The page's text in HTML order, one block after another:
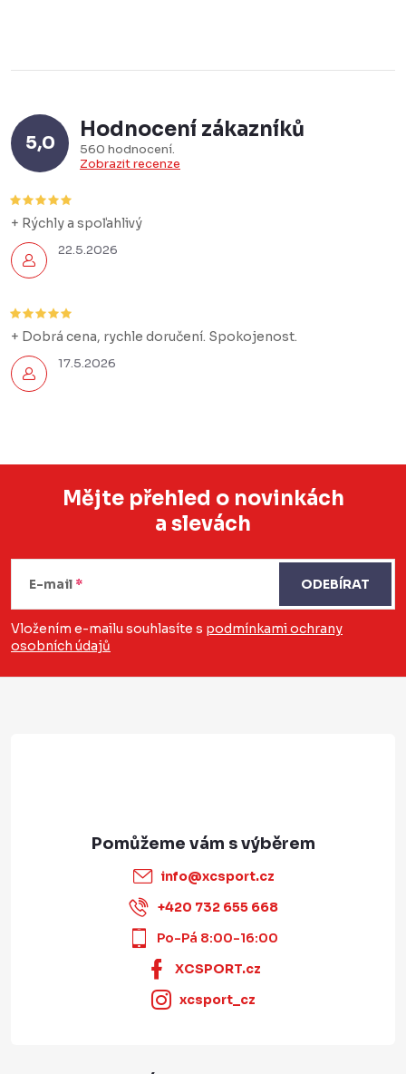
5,0
Hodnocení zákazníků
560 hodnocení
Zobrazit recenze
22.5.2026
+ Rýchly a spoľahlivý
17.5.2026
+ Dobrá cena, rychle doručení. Spokojenost.
á
a
Mějte přehled o novinkách
a slevách
E-mail
Vložením e-mailu souhlasíte s podmínkami ochrany
osobních údajů
ODEBÍRAT
info@xcsport.cz
+420 732 655 668
Po-Pá 8:00-16:00
XCSPORT.cz
xcsport_cz